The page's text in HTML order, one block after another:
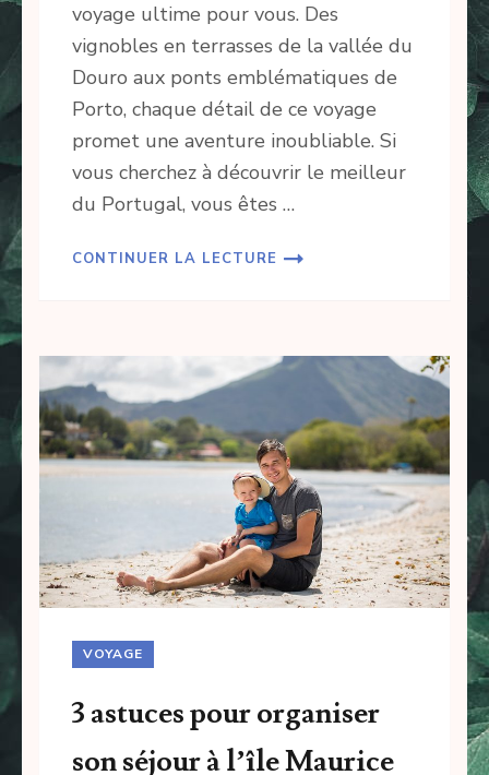
voyage ultime pour vous. Des
vignobles en terrasses de la vallée du
Douro aux ponts emblématiques de
Porto, chaque détail de ce voyage
promet une aventure inoubliable. Si
vous cherchez à découvrir le meilleur
du Portugal, vous êtes …
CONTINUER LA LECTURE
VOYAGE
3 astuces pour organiser
son séjour à l’île Maurice